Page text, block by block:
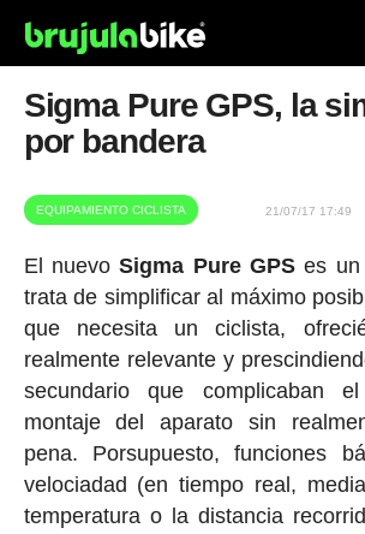
Sigma Pure GPS, la
por bandera
EQUIPAMIENTO CICLISTA 21/07/17 17:49
El nuevoSigma Pure GPSes un
trata de simplificar al máximo
que necesita un ciclista,
realmente relevante y
secundario que complicaban
montaje del aparato sin
pena. Porsupuesto, funciones
velociadad (en tiempo real,
temperatura o la distancia